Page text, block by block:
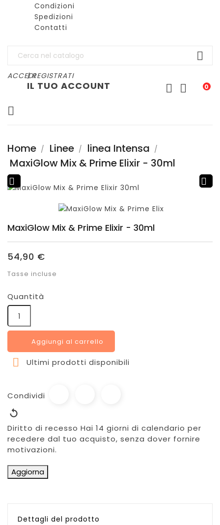
Condizioni
Spedizioni
Contatti

ACCEDI| REGISTRATI
0
IL TUO ACCOUNT 


Home Linee
linea Intensa
MaxiGlow Mix & Prime Elixir - 30ml
 
MaxiGlow Mix & Prime Elixir - 30ml
54,90 €
Tasse incluse
Quantità
Aggiungi al carrello
 Ultimi prodotti disponibili
Condividi
Diritto di recesso Hai 14 giorni di calendario per
recedere dal tuo acquisto, senza dover fornire
motivazioni.
Dettagli del prodotto